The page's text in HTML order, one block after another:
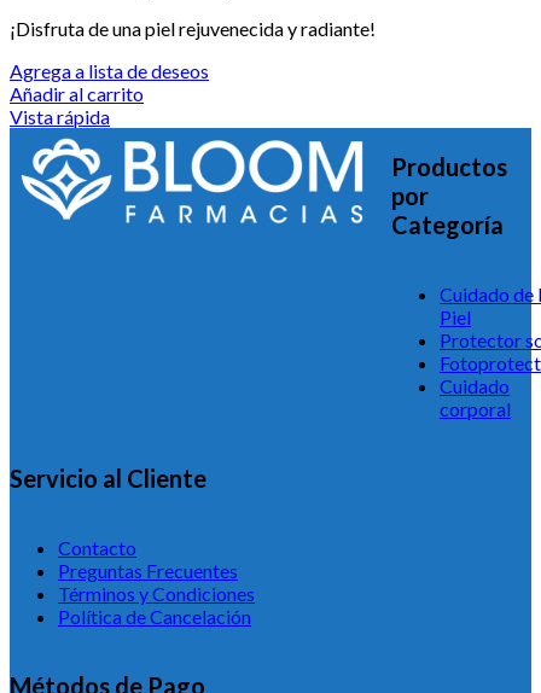
¡Disfruta de una piel rejuvenecida y radiante!
Agrega a lista de deseos
Añadir al carrito
Vista rápida
Productos
por
Categoría
Cuidado de
Piel
Protector
Cuidado
corporal
Servicio al Cliente
Contacto
Preguntas Frecuentes
Términos y Condiciones
Política de Cancelación
Métodos de Pago